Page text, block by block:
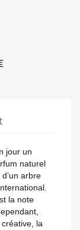
jour un
naturel
arbre
la note
la